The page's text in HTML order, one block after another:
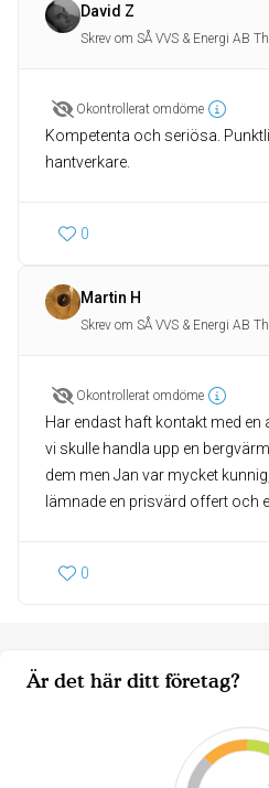
Är det här ditt företag?
David Z
Skrev om SÅ VVS & Energi AB
Okontrollerat omdöme
Kompetenta och seriösa.
hantverkare.
0
Martin H
Skrev om SÅ VVS & Energi AB
Okontrollerat omdöme
Har endast haft kontakt med en
vi skulle handla upp en
dem men Jan var mycket
lämnade en prisvärd offert och
0